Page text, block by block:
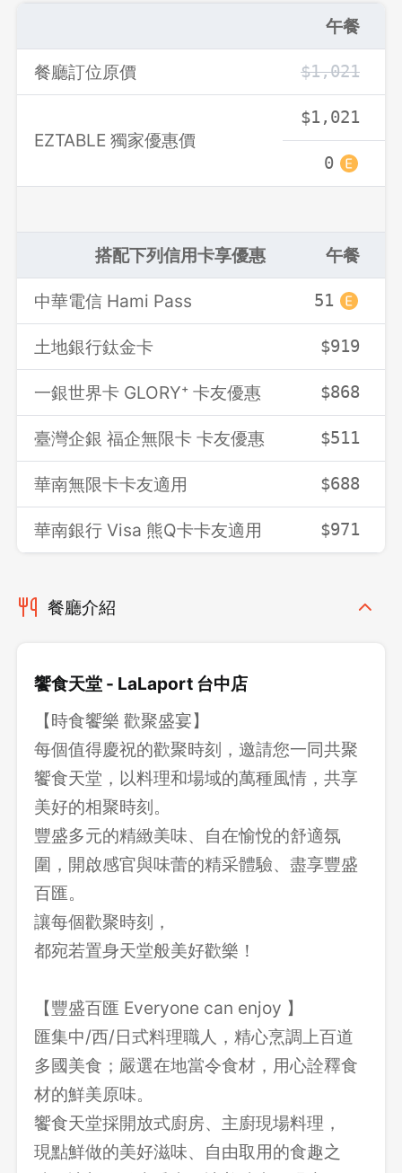
午餐
餐廳訂位原價 $1,021
EZTABLE 獨家優惠價
$1,021
0
搭配下列信用卡享優惠 午餐
中華電信 Hami Pass 51
土地銀行鈦金卡 $919
一銀世界卡 GLORY⁺ 卡友優惠 $868
臺灣企銀 福企無限卡 卡友優惠 $511
華南無限卡卡友適用 $688
華南銀行 Visa 熊Q卡卡友適用 $971
餐廳介紹
饗食天堂 - LaLaport 台中店
【時食饗樂 歡聚盛宴】
每個值得慶祝的歡聚時刻，邀請您一同共聚
饗食天堂，以料理和場域的萬種風情，共享
美好的相聚時刻。
豐盛多元的精緻美味、自在愉悅的舒適氛
圍，開啟感官與味蕾的精采體驗、盡享豐盛
百匯。
讓每個歡聚時刻，
都宛若置身天堂般美好歡樂！
【豐盛百匯 Everyone can enjoy 】
匯集中/西/日式料理職人，精心烹調上百道
多國美食；嚴選在地當令食材，用心詮釋食
材的鮮美原味。
饗食天堂採開放式廚房、主廚現場料理，
現點鮮做的美好滋味、自由取用的食趣之
先不要 確認